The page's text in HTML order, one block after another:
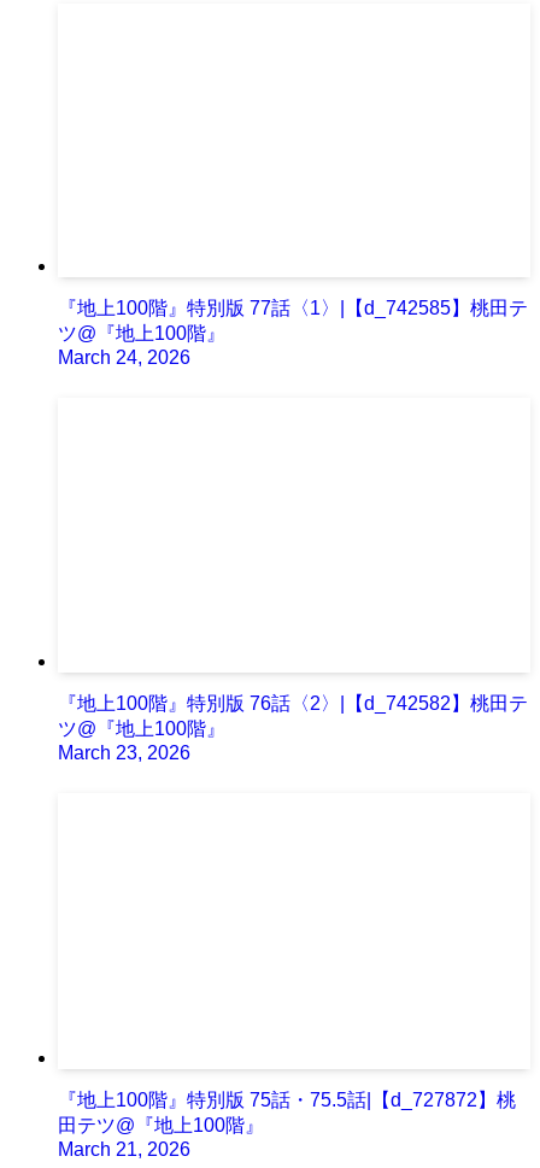
『地上100階』特別版 77話〈1〉|【d_742585】桃田テ
ツ@『地上100階』
March 24, 2026
『地上100階』特別版 76話〈2〉|【d_742582】桃田テ
ツ@『地上100階』
March 23, 2026
『地上100階』特別版 75話・75.5話|【d_727872】桃
田テツ@『地上100階』
March 21, 2026